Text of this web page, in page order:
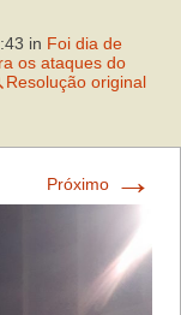
in Foi dia de
os ataques do
Resolução original
Próximo →